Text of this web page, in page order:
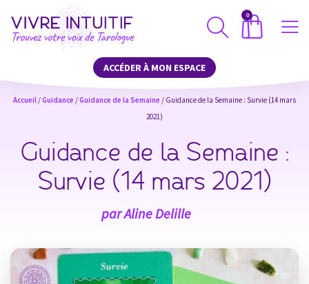
0
ACCÉDER À MON ESPACE
Accueil /Guidance /Guidance de la Semaine / Guidance de la Semaine : Survie (14 mars
2021)
Guidance de la Semaine :
Survie (14 mars 2021)
parAline Delille